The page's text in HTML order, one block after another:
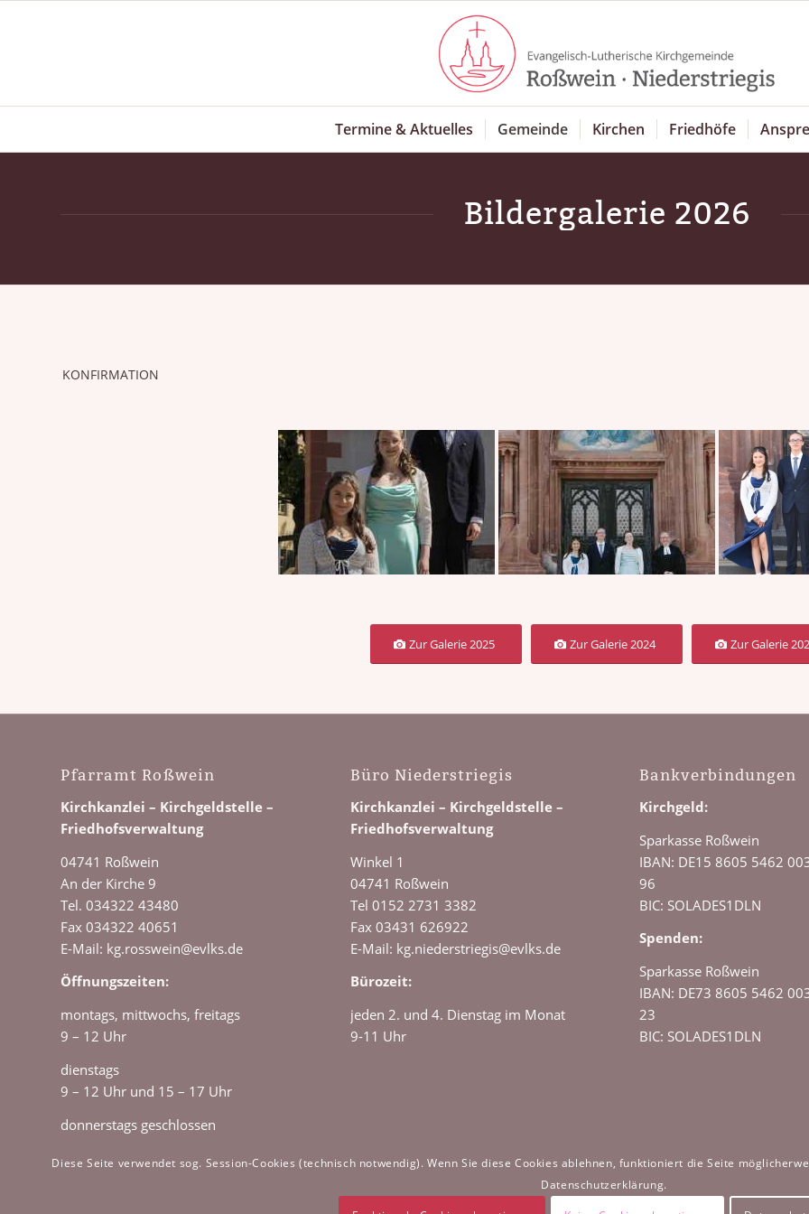
Termine & Aktuelles Gemeinde Kirchen Friedhöfe
Bildergalerie 2026
KONFIRMATION
Zur Galerie 2025 Zur Galerie 2024 Zur Galerie
Pfarramt Roßwein
Kirchkanzlei – Kirchgeldstelle –
Friedhofsverwaltung
04741 Roßwein
An der Kirche 9
Tel. 034322 43480
Fax 034322 40651
E-Mail: kg.rosswein@evlks.de
Öffnungszeiten:
montags, mittwochs, freitags
9 – 12 Uhr
dienstags
9 – 12 Uhr und 15 – 17 Uhr
donnerstags geschlossen
Büro Niederstriegis
Kirchkanzlei – Kirchgeldstelle –
Friedhofsverwaltung
Winkel 1
04741 Roßwein
Tel 0152 2731 3382
Fax 03431 626922
E-Mail: kg.niederstriegis@evlks.de
Bürozeit:
jeden 2. und 4. Dienstag im Monat
9-11 Uhr
Bankverbindungen
Kirchgeld:
Sparkasse Roßwein
IBAN: DE15 8605 5462
96
BIC: SOLADES1DLN
Spenden:
Sparkasse Roßwein
IBAN: DE73 8605 5462
23
BIC: SOLADES1DLN
Diese Seite verwendet sog. Session-Cookies (technisch notwendig). Wenn Sie diese Cookies ablehnen, funktioniert die Seite
Datenschutzerklärung.